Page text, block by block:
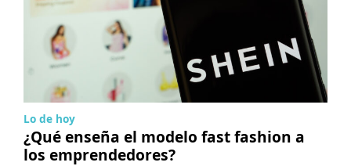
Lo de hoy
¿Qué enseña el modelo fast fashion a
los emprendedores?